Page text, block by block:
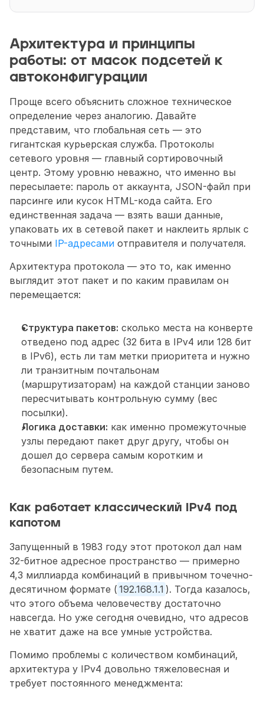
Архитектура и принципы
работы: от масок подсетей к
автоконфигурации
Проще всего объяснить сложное техническое
определение через аналогию. Давайте
представим, что глобальная сеть — это
гигантская курьерская служба. Протоколы
сетевого уровня — главный сортировочный
центр. Этому уровню неважно, что именно вы
пересылаете: пароль от аккаунта, JSON-файл при
парсинге или кусок HTML-кода сайта. Его
единственная задача — взять ваши данные,
упаковать их в сетевой пакет и наклеить ярлык с
точными IP-адресами отправителя и получателя.
Архитектура протокола — это то, как именно
выглядит этот пакет и по каким правилам он
перемещается:
Структура пакетов: сколько места на конверте
отведено под адрес (32 бита в IPv4 или 128 бит
в IPv6), есть ли там метки приоритета и нужно
ли транзитным почтальонам
(маршрутизаторам) на каждой станции заново
пересчитывать контрольную сумму (вес
посылки).
Логика доставки: как именно промежуточные
узлы передают пакет друг другу, чтобы он
дошел до сервера самым коротким и
безопасным путем.
Как работает классический IPv4 под
капотом
Запущенный в 1983 году этот протокол дал нам
32-битное адресное пространство — примерно
4,3 миллиарда комбинаций в привычном точечно-
десятичном формате ( 192.168.1.1 ). Тогда казалось,
что этого объема человечеству достаточно
навсегда. Но уже сегодня очевидно, что адресов
не хватит даже на все умные устройства.
Помимо проблемы с количеством комбинаций,
архитектура у IPv4 довольно тяжеловесная и
требует постоянного менеджмента: